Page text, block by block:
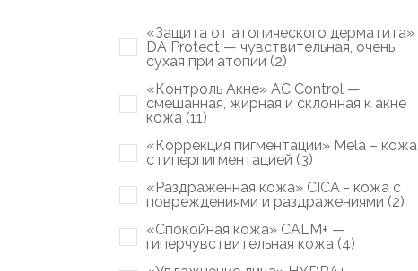
«Защита от атопического дерматита»
DA Protect — чувствительная, очень
сухая при атопии (2)
«Контроль Акне» AC Control —
смешанная, жирная и склонная к акне
кожа (11)
«Коррекция пигментации» Mela – кожа
с гиперпигментацией (3)
«Раздражённая кожа» CICA - кожа с
повреждениями и раздражениями (2)
«Спокойная кожа» CALM+ —
гиперчувствительная кожа (4)